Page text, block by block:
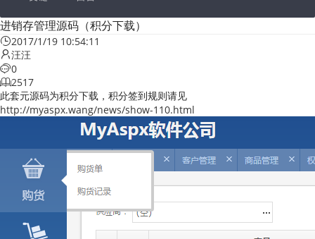
进销存管理源码（积分下载）
2017/1/19 10:54:11
汪汪
0
2517
此套元源码为积分下载，积分签到规则请见
http://myaspx.wang/news/show-110.html